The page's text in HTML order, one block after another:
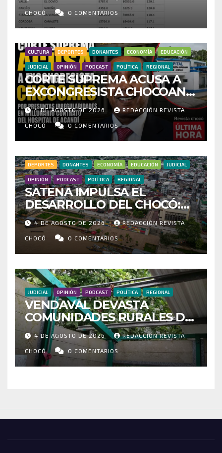
CENSO ELECTORAL Y PIDE
INVESTIGAR PRESUNTO
FRAUDE
CHOCÓ 0 COMENTARIOS
CULTURA DEPORTES DONANTES ECONOMÍA EDUCACIÓN
JUDICIAL OPINIÓN PODCAST POLÍTICA REGIONAL
CORTE SUPREMA ACUSA A
EXCONGRESISTA CHOCOANO
POR PRESUNTAS
IRREGULARIDADES EN
MILLONARIO CONTRATO DEL
HOSPITAL DE ACANDÍ
4 DE AGOSTO DE 2026 REDACCIÓN REVISTA
CHOCÓ 0 COMENTARIOS
DEPORTES DONANTES ECONOMÍA EDUCACIÓN JUDICIAL
OPINIÓN PODCAST POLÍTICA REGIONAL
SATENA IMPULSA EL
DESARROLLO DEL CHOCÓ:
MÁS DE 35 MIL PASAJEROS
MOVILIZADOS Y NUEVAS
RUTAS FORTALECEN LA
CONECTIVIDAD
4 DE AGOSTO DE 2026 REDACCIÓN REVISTA
CHOCÓ 0 COMENTARIOS
JUDICIAL OPINIÓN PODCAST POLÍTICA REGIONAL
VENDAVAL DEVASTA
COMUNIDADES RURALES DE
RIOSUCIO: ESCUELAS,
VIVIENDAS Y CEMENTERIO
ENTRE LOS AFECTADOS
4 DE AGOSTO DE 2026 REDACCIÓN REVISTA
CHOCÓ 0 COMENTARIOS